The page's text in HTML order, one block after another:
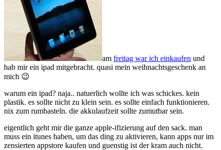
am freitag war ich einkaufen und
hab mir ein ipad mitgebracht. quasi mein weihnachtsgeschenk an
mich 😉
warum ein ipad? naja.. natuerlich wollte ich was schickes. kein
plastik. es sollte nicht zu klein sein. es sollte einfach funktionieren.
nix zum rumbasteln. die akkulaufzeit sollte zumutbar sein.
eigentlich geht mir die ganze apple-ifizierung auf den sack. man
muss ein itunes haben, um das ding zu aktivieren, kann apps nur im
zensierten appstore kaufen und guenstig ist der kram auch nicht.